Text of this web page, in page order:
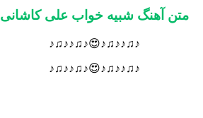
متن آهنگ شبیه خواب علی کاشانی
♪♫♪♪♫♪😍♪♫♪♪♫♪
♪♫♪♪♫♪😍♪♫♪♪♫♪